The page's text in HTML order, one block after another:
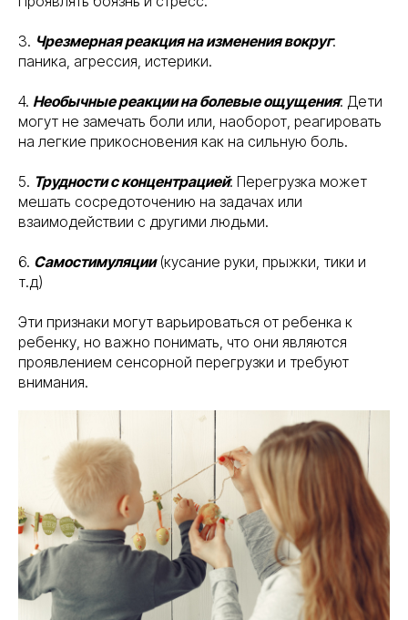
3. Чрезмерная реакция на изменения вокруг:
паника, агрессия, истерики.
4. Необычные реакции на болевые ощущения: Дети
могут не замечать боли или, наоборот, реагировать
на легкие прикосновения как на сильную боль.
5. Трудности с концентрацией: Перегрузка может
мешать сосредоточению на задачах или
взаимодействии с другими людьми.
6. Самостимуляции(кусание руки, прыжки, тики и
т.д)
Эти признаки могут варьироваться от ребенка к
ребенку, но важно понимать, что они являются
проявлением сенсорной перегрузки и требуют
внимания.